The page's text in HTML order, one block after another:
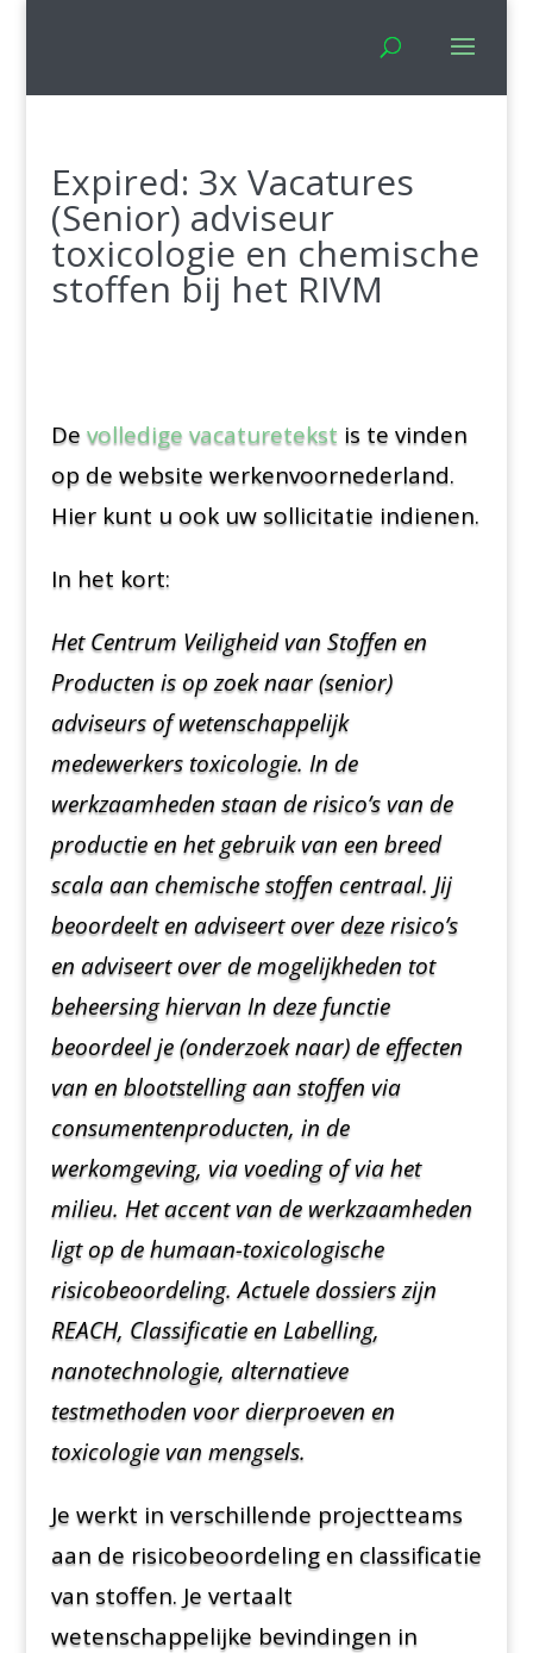
Expired: 3x Vacatures
(Senior) adviseur
toxicologie en chemische
stoffen bij het RIVM
De volledige vacaturetekst is te vinden
op de website werkenvoornederland.
Hier kunt u ook uw sollicitatie indienen.
In het kort:
Het Centrum Veiligheid van Stoffen en
Producten is op zoek naar (senior)
adviseurs of wetenschappelijk
medewerkers toxicologie. In de
werkzaamheden staan de risico’s van de
productie en het gebruik van een breed
scala aan chemische stoffen centraal. Jij
beoordeelt en adviseert over deze risico’s
en adviseert over de mogelijkheden tot
beheersing hiervan In deze functie
beoordeel je (onderzoek naar) de effecten
van en blootstelling aan stoffen via
consumentenproducten, in de
werkomgeving, via voeding of via het
milieu. Het accent van de werkzaamheden
ligt op de humaan-toxicologische
risicobeoordeling. Actuele dossiers zijn
REACH, Classificatie en Labelling,
nanotechnologie, alternatieve
testmethoden voor dierproeven en
toxicologie van mengsels.
Je werkt in verschillende projectteams
aan de risicobeoordeling en classificatie
van stoffen. Je vertaalt
wetenschappelijke bevindingen in